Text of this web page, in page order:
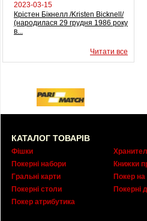
2023-03-15
Крістен Бікнелл /Kristen Bicknell/
(народилася 29 грудня 1986 року
в...
Читати все
КАТАЛОГ ТОВАРІВ
Фішки
Покерні набори
Гральні карти
Покерні столи
Покер атрибутика
Книжки
Покер
Покерні